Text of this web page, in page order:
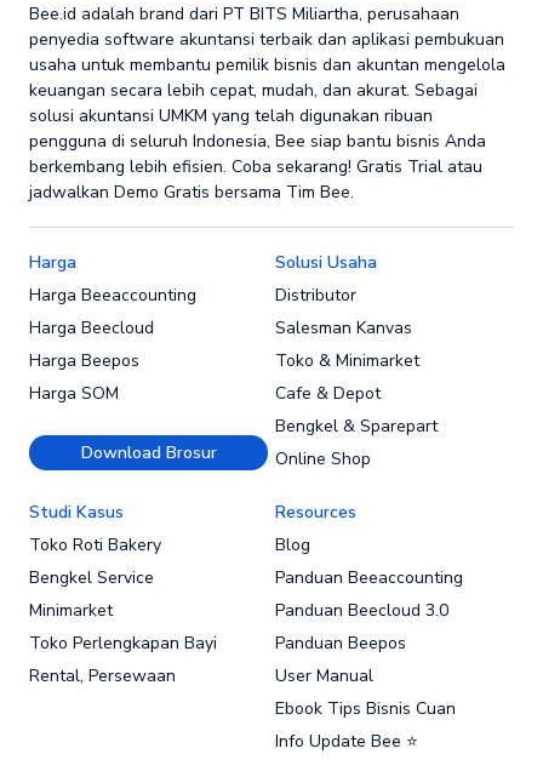
Bee.id adalah brand dari PT BITS Miliartha, perusahaan
penyedia software akuntansi terbaik dan aplikasi pembukuan
usaha untuk membantu pemilik bisnis dan akuntan mengelola
keuangan secara lebih cepat, mudah, dan akurat. Sebagai
solusi akuntansi UMKM yang telah digunakan ribuan
pengguna di seluruh Indonesia, Bee siap bantu bisnis Anda
berkembang lebih efisien. Coba sekarang! Gratis Trial atau
jadwalkan Demo Gratis bersama Tim Bee.
Harga
Harga Beeaccounting
Harga Beecloud
Harga Beepos
Harga SOM
Download Brosur
Solusi Usaha
Distributor
Salesman Kanvas
Toko & Minimarket
Cafe & Depot
Bengkel & Sparepart
Online Shop
Studi Kasus
Toko Roti Bakery
Bengkel Service
Minimarket
Toko Perlengkapan Bayi
Rental, Persewaan
Resources
Blog
Panduan Beeaccounting
Panduan Beecloud 3.0
Panduan Beepos
User Manual
Ebook Tips Bisnis Cuan
Info Update Bee ⭐